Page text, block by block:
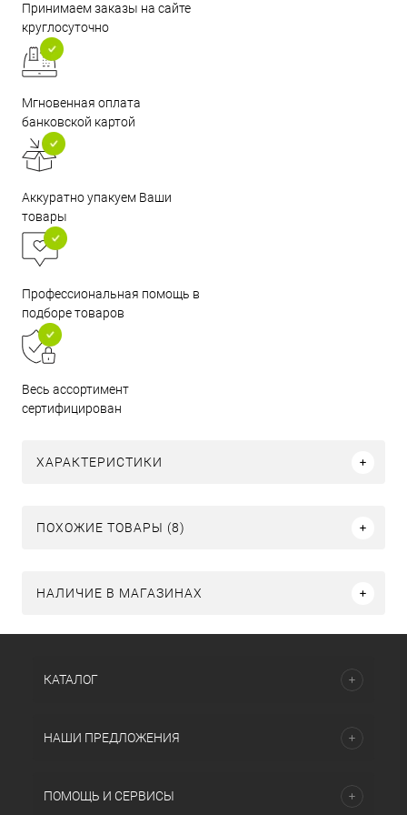
Принимаем заказы на сайте
круглосуточно
Мгновенная оплата
банковской картой
Аккуратно упакуем Ваши
товары
Профессиональная помощь в
подборе товаров
Весь ассортимент
сертифицирован
ХАРАКТЕРИСТИКИ
ПОХОЖИЕ ТОВАРЫ (8)
НАЛИЧИЕ В МАГАЗИНАХ
КАТАЛОГ
НАШИ ПРЕДЛОЖЕНИЯ
ПОМОЩЬ И СЕРВИСЫ